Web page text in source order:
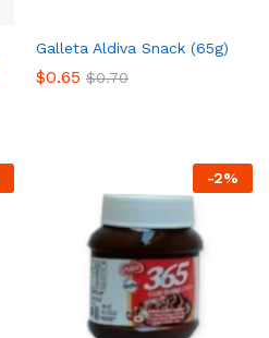
Galleta Aldiva Snack (65g)
$0.65 $0.70
-2%